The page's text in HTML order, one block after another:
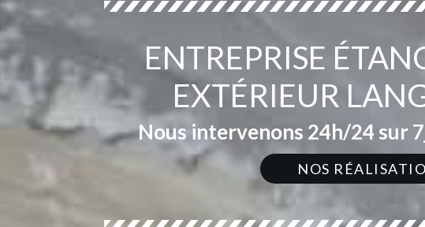
ENTREPRISE
EXTÉRIEUR
Nous intervenons 24h/24 sur
NOS